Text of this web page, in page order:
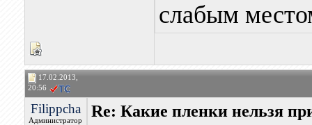
слабым
17.02.2013,
20:56
Filippcha
Администратор
Re: Какие пленки нельзя